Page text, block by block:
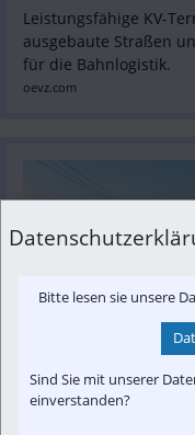
Leistungsfähige KV-
ausgebaute Straßen
für die Bahnlogistik.
oevz.com
Bitte lesen sie unsere
Sind Sie mit unserer
einverstanden?